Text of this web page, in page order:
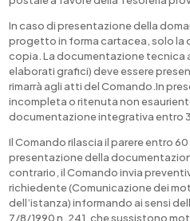
In caso di presentazione della
progetto in forma cartacea, solo la
copia. La documentazione tecnica
elaborati grafici) deve essere
rimarrà agli atti del Comando.In
incompleta o ritenuta non
documentazione integrativa entro
Il Comando rilascia il parere entro
presentazione della
contrario, il Comando invia
richiedente (Comunicazione dei
dell’istanza) informando ai sensi
7/8/1990 n. 241, che sussistono